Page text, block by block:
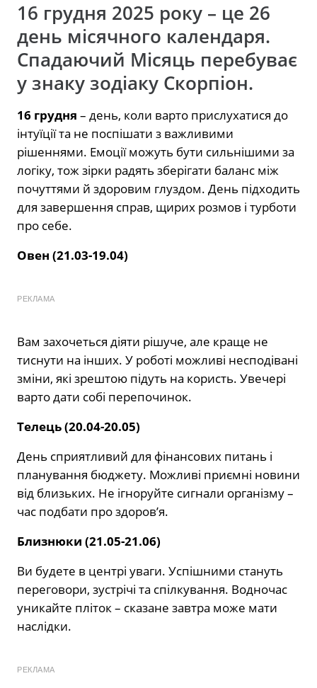
16 грудня 2025 року – це 26
день місячного календаря.
Спадаючий Місяць перебуває
у знаку зодіаку Скорпіон.
16 грудня – день, коли варто прислухатися до
інтуїції та не поспішати з важливими
рішеннями. Емоції можуть бути сильнішими за
логіку, тож зірки радять зберігати баланс між
почуттями й здоровим глуздом. День підходить
для завершення справ, щирих розмов і турботи
про себе.
Овен (21.03-19.04)
РЕКЛАМА
Вам захочеться діяти рішуче, але краще не
тиснути на інших. У роботі можливі несподівані
зміни, які зрештою підуть на користь. Увечері
варто дати собі перепочинок.
Телець (20.04-20.05)
День сприятливий для фінансових питань і
планування бюджету. Можливі приємні новини
від близьких. Не ігноруйте сигнали організму –
час подбати про здоров’я.
Близнюки (21.05-21.06)
Ви будете в центрі уваги. Успішними стануть
переговори, зустрічі та спілкування. Водночас
уникайте пліток – сказане завтра може мати
наслідки.
РЕКЛАМА